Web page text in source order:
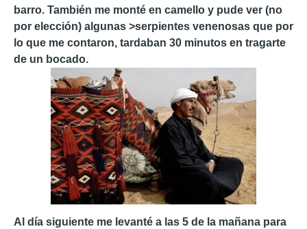
barro. También me monté en camello y pude ver (no
por elección) algunas >serpientes venenosas que por
lo que me contaron, tardaban 30 minutos en tragarte
de un bocado.
Al día siguiente me levanté a las 5 de la mañana para